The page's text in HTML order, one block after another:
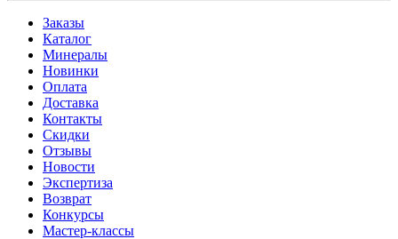
Заказы
Каталог
Минералы
Новинки
Оплата
Доставка
Контакты
Скидки
Отзывы
Новости
Экспертиза
Возврат
Конкурсы
Мастер-классы